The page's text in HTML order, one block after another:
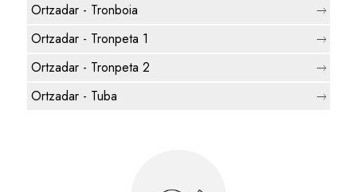
Ortzadar - Tronboia
Ortzadar - Tronpeta 1
Ortzadar - Tronpeta 2
Ortzadar - Tuba